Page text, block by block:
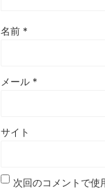
名前 *
メール *
サイト
次回のコメントで使